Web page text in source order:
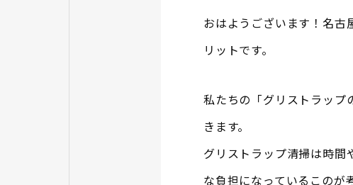
おはようございます！名古
リットです。
私たちの「グリストラップ
きます。
グリストラップ清掃は時間
な負担になっているこのが